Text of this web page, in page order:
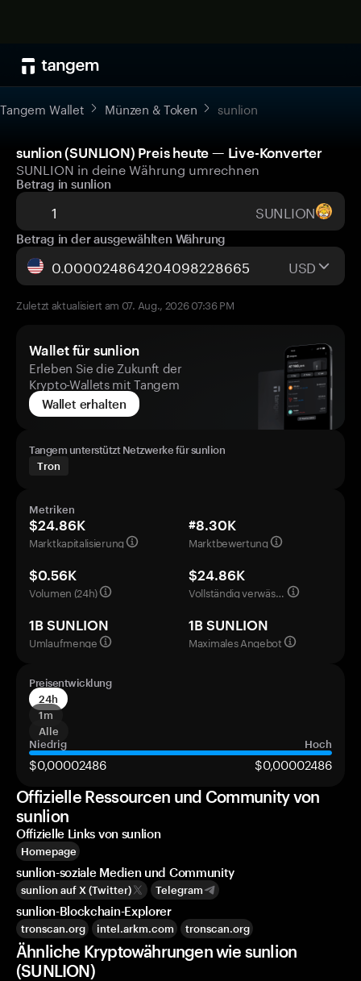
Tangem Wallet Münzen & Token sunlion
sunlion (SUNLION) Preis heute — Live-Konverter
SUNLION in deine Währung umrechnen
Betrag in sunlion
SUNLION
Betrag in der ausgewählten Währung
USD
Zuletzt aktualisiert am 07. Aug., 2026 07:36 PM
Wallet für sunlion
Erleben Sie die Zukunft der
Krypto-Wallets mit Tangem
Wallet erhalten
Tangem unterstützt Netzwerke für sunlion
Tron
Metriken
$24.86K
Marktkapitalisierung
#8.30K
Marktbewertung
$0.56K
Volumen (24h)
$24.86K
Vollständig verwässerte Bewertung
1B SUNLION
Umlaufmenge
1B SUNLION
Maximales Angebot
Preisentwicklung
24h
1m
Alle
Niedrig
Hoch
$0,00002486
$0,00002486
Offizielle Ressourcen und Community von
sunlion
Offizielle Links von sunlion
Homepage
sunlion-soziale Medien und Community
sunlion auf X (Twitter) Telegram
sunlion-Blockchain-Explorer
tronscan.org intel.arkm.com tronscan.org
Ähnliche Kryptowährungen wie sunlion
(SUNLION)